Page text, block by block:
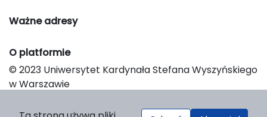
Ważne adresy
O platformie
© 2023 Uniwersytet Kardynała Stefana Wyszyńskiego
w Warszawie
Platform & Workflow by OJS/PKP